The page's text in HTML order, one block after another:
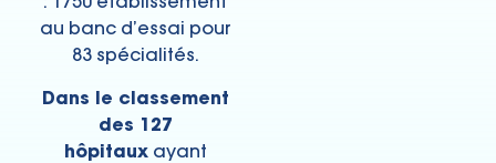
au banc d’essai pour
83 spécialités.
Dans le classement
des 127
hôpitauxayant